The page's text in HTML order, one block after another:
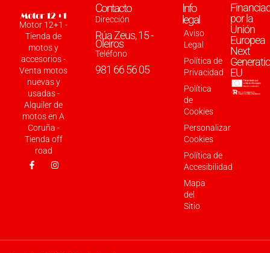
Motor 12+1 -
Tienda de
motos y
accesorios -
Venta motos
nuevas y
usadas -
Alquiler de
motos en A
Coruña -
Tienda off
road
Contacto
Dirección
Rúa Zeus, 15 -
Oleiros
Teléfono
981 66 56 05
Info
legal
Aviso
Legal
Política de
Privacidad
Política
de
Cookies
Personalizar
Cookies
Política de
Accesibilidad
Mapa
del
Sitio
por la
Unión
Europea
Next
EU